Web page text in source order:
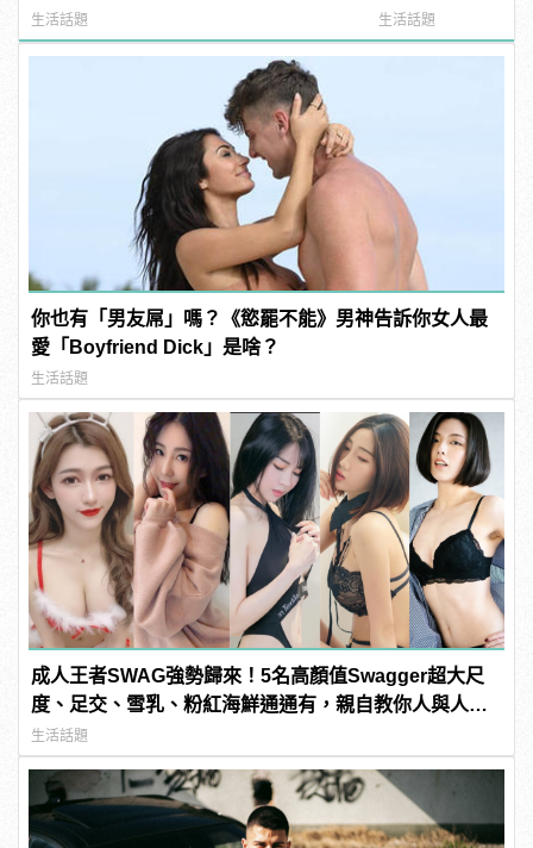
關係的大關鍵！
生活話題
過？
生活話題
你也有「男友屌」嗎？《慾罷不能》男神告訴你女人最
愛「Boyfriend Dick」是啥？
生活話題
成人王者SWAG強勢歸來！5名高顏值Swagger超大尺
度、足交、雪乳、粉紅海鮮通通有，親自教你人與人的
連結！ | manfashion這樣變型男
生活話題